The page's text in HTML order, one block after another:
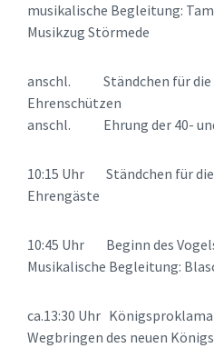
musikalische Begleitung:
Musikzug Störmede
anschl. Ständchen für die
Ehrenschützen
anschl. Ehrung der 40-
10:15 Uhr Ständchen für die
Ehrengäste
10:45 Uhr Beginn des
Musikalische Begleitung:
ca.13:30 Uhr
Wegbringen des neuen